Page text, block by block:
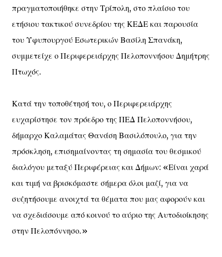
πραγματοποιήθηκε στην Τρίπολη, στο πλαίσιο του
ετήσιου τακτικού συνεδρίου της ΚΕΔΕ και παρουσία
του Υφυπουργού Εσωτερικών Βασίλη Σπανάκη,
συμμετείχε ο Περιφερειάρχης Πελοποννήσου Δημήτρης
Πτωχός.
Κατά την τοποθέτησή του, ο Περιφερειάρχης
ευχαρίστησε τον πρόεδρο της ΠΕΔ Πελοποννήσου,
δήμαρχο Καλαμάτας Θανάση Βασιλόπουλο, για την
πρόσκληση, επισημαίνοντας τη σημασία του θεσμικού
διαλόγου μεταξύ Περιφέρειας και Δήμων: «Είναι χαρά
και τιμή να βρισκόμαστε σήμερα όλοι μαζί, για να
συζητήσουμε ανοιχτά τα θέματα που μας αφορούν και
να σχεδιάσουμε από κοινού το αύριο της Αυτοδιοίκησης
στην Πελοπόννησο.»